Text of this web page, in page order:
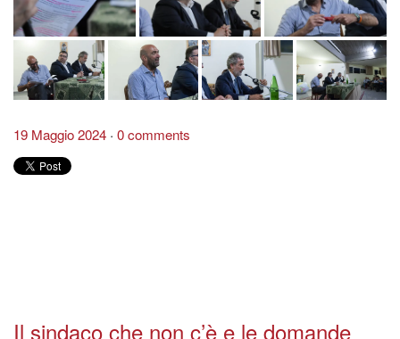
19 Maggio 2024 0 comments
Il sindaco che non c’è e le domande